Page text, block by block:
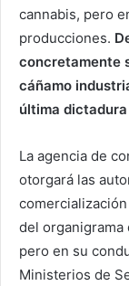
cannabis, pero
producciones.
concretamente
cáñamo
última
La agencia de
otorgará las
del
pero en su
Ministerios de